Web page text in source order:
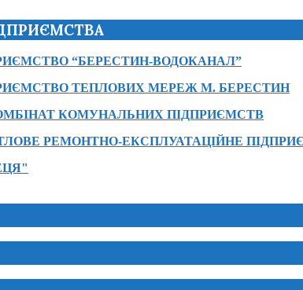
“БЕРЕСТИН-ВОДОКАНАЛ”
ТЕПЛОВИХ МЕРЕЖ М. БЕРЕСТИН
КОМУНАЛЬНИХ ПІДПРИЄМСТВ
РЕМОНТНО-ЕКСПЛУАТАЦІЙНЕ